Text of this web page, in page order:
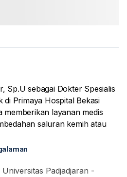
Sp.U sebagai Dokter Spesialis
Primaya Hospital Bekasi
memberikan layanan medis
saluran kemih atau
Padjadjaran -